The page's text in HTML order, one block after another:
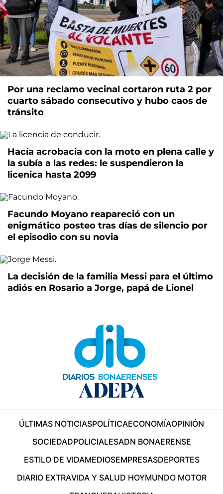
Por una reclamo vecinal cortaron ruta 2 por
cuarto sábado consecutivo y hubo caos de
tránsito
Hacía acrobacia con la moto en plena calle y
la subía a las redes: le suspendieron la
licenica hasta 2099
Facundo Moyano reapareció con un
enigmático posteo tras días de silencio por
el episodio con su novia
La decisión de la familia Messi para el último
adiós en Rosario a Jorge, papá de Lionel
ÚLTIMAS NOTICIASPOLÍTICAECONOMÍAOPINIÓN
SOCIEDADPOLICIALESADN BONAERENSE
ESTILO DE VIDAMEDIOSEMPRESASDEPORTES
DIARIO EXTRAVIDA Y SALUD HOYMUNDO MOTOR